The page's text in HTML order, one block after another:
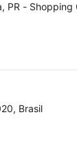
-
Brasil